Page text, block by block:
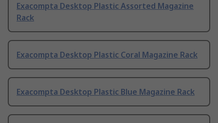
Exacompta Desktop Plastic Assorted Magazine
Rack
Exacompta Desktop Plastic Coral Magazine Rack
Exacompta Desktop Plastic Blue Magazine Rack